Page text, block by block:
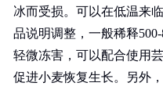
冰而受损。可以在低温来
品说明调整，一般稀释
轻微冻害，可以配合使用
促进小麦恢复生长。另外